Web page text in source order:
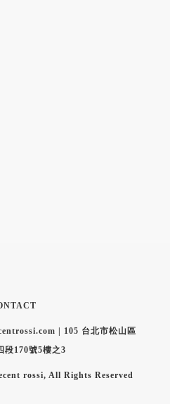
| 105 台北市松山區
段170號5樓之3
rossi, All Rights Reserved